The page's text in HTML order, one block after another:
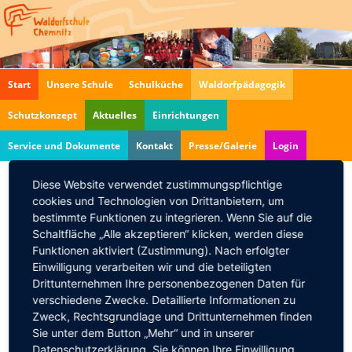
Start Unsere Schule Schulküche Waldorfpädagogik
Schutzkonzept Aktuelles Einrichtungen
Service und Dokumente Kontakt Presse/Galerie Login
Familien-Infonachmittag
07.05.2025, 16:30–18:00
Lernen Sie uns kennen!
Wir freuen uns, Sie persönlich in der Waldorfschule
Chemnitz amMittwoch, dem 07.05.2024 um 16:30
Uhrbegrüßen zu dürfen. Lernen Sie uns und unsere
Schule im Rahmen des Familien-Infonachmittages
Diese Website verwendet zustimmungspflichtige
cookies und Technologien von Drittanbietern, um
bestimmte Funktionen zu integrieren. Wenn Sie auf die
Schaltfläche „Alle akzeptieren“ klicken, werden diese
Funktionen aktiviert (Zustimmung). Nach erfolgter
Einwilligung verarbeiten wir und die beteiligten
Drittunternehmen Ihre personenbezogenen Daten für
verschiedene Zwecke. Detaillierte Informationen zu
Zweck, Rechtsgrundlage und Drittunternehmen finden
Sie unter dem Button „Mehr“ und in unserer
Datenschutzerklärung. Sie können Ihre Einwilligung